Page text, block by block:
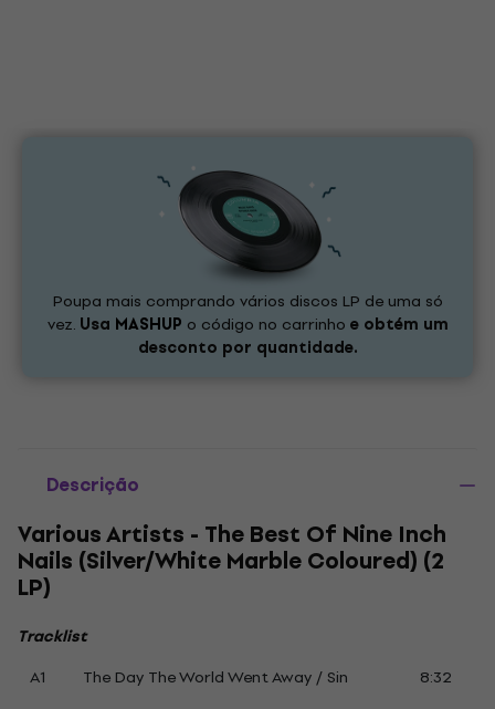
Poupa mais comprando vários discos LP de uma só
vez. Usa MASHUP o código no carrinho e obtém um
desconto por quantidade.
Descrição
Various Artists - The Best Of Nine Inch
Nails (Silver/White Marble Coloured) (2
LP)
Tracklist
A1
The Day The World Went Away / Sin
8:32